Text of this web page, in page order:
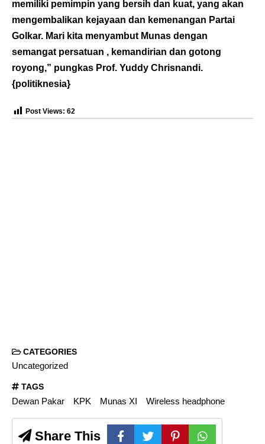
memiliki pemimpin yang bersih dan kuat, yang akan
mengembalikan kejayaan dan kemenangan Partai
Golkar. Mari kita menyambut Munas dengan
semangat persatuan , kemandirian dan gotong
royong,” pungkas Prof. Yuddy Chrisnandi.
{politiknesia}
Post Views: 62
CATEGORIES
Uncategorized
TAGS
Dewan Pakar KPK Munas XI Wireless headphone
Share This